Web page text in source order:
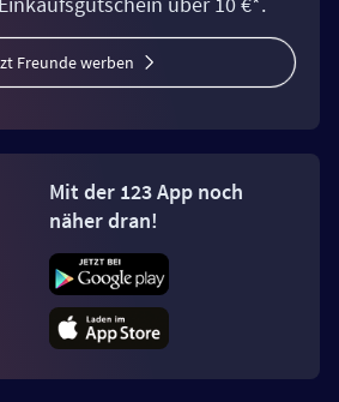
Freunde werben
Mit der 123 App noch
näher dran!